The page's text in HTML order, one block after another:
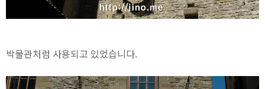
박물관처럼 사용되고 있었습니다.